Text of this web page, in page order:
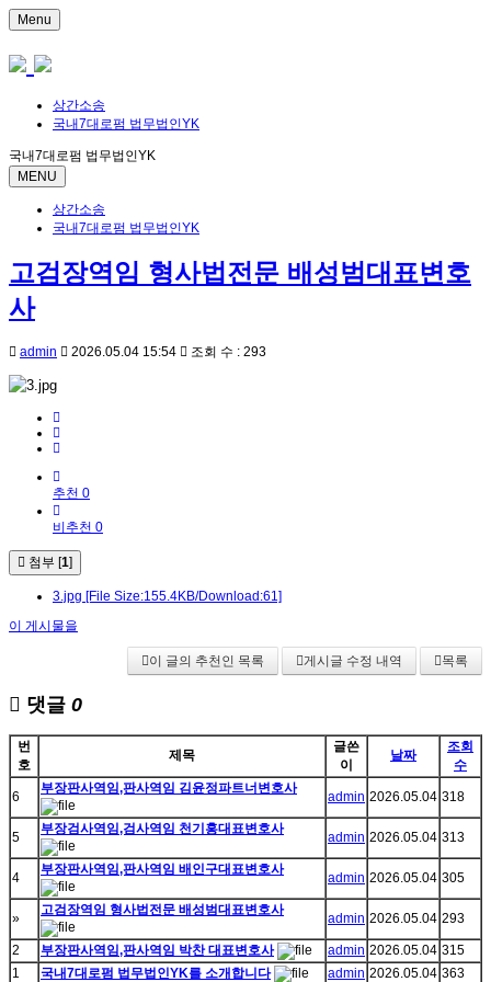
Menu
상간소송
국내7대로펌 법무법인YK
국내7대로펌 법무법인YK
MENU
상간소송
국내7대로펌 법무법인YK
고검장역임 형사법전문 배성범대표변호
사
admin 2026.05.04 15:54 조회 수 : 293
추천 0
비추천 0
첨부 [1]
3.jpg [File Size:155.4KB/Download:61]
이 게시물을
이 글의 추천인 목록 게시글 수정 내역 목록
댓글 0
번
호
제목
글쓴
이
날짜
조회
수
6
부장판사역임,판사역임 김윤정파트너변호사
admin 2026.05.04 318
5
부장검사역임,검사역임 천기홍대표변호사
admin 2026.05.04 313
4
부장판사역임,판사역임 배인구대표변호사
admin 2026.05.04 305
»
고검장역임 형사법전문 배성범대표변호사
admin 2026.05.04 293
2 부장판사역임,판사역임 박찬 대표변호사 admin 2026.05.04 315
1
국내7대로펌 법무법인YK를 소개합니다 admin 2026.05.04 363